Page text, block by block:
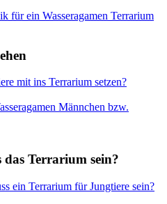
für ein Wasseragamen Terrarium
mit ins Terrarium setzen?
Männchen bzw.
das Terrarium sein?
ein Terrarium für Jungtiere sein?